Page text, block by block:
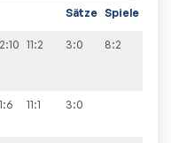
Sätze Spiele
11:2 3:0 8:2
11:1 3:0